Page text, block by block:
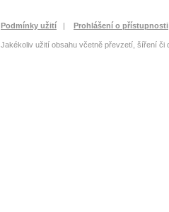
Podmínky užití | Prohlášení o přístupnosti
Jakékoliv užití obsahu včetně převzetí, šíření či